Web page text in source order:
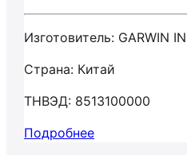
Изготовитель: GARWIN
Страна: Китай
ТНВЭД: 8513100000
Подробнее